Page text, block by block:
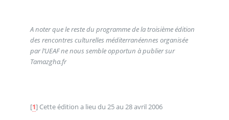
A noter que le reste du programme de la troisième édition
des rencontres culturelles méditerranéennes organisée
par l’UEAF ne nous semble opportun à publier sur
Tamazgha.fr
[1] Cette édition a lieu du 25 au 28 avril 2006